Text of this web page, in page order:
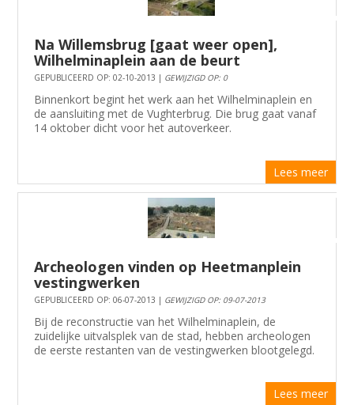
Na Willemsbrug [gaat weer open],
Wilhelminaplein aan de beurt
GEPUBLICEERD OP: 02-10-2013 | GEWIJZIGD OP: 0
Binnenkort begint het werk aan het Wilhelminaplein en
de aansluiting met de Vughterbrug. Die brug gaat vanaf
14 oktober dicht voor het autoverkeer.
Lees meer
Archeologen vinden op Heetmanplein
vestingwerken
GEPUBLICEERD OP: 06-07-2013 | GEWIJZIGD OP: 09-07-2013
Bij de reconstructie van het Wilhelminaplein, de
zuidelijke uitvalsplek van de stad, hebben archeologen
de eerste restanten van de vestingwerken blootgelegd.
Lees meer